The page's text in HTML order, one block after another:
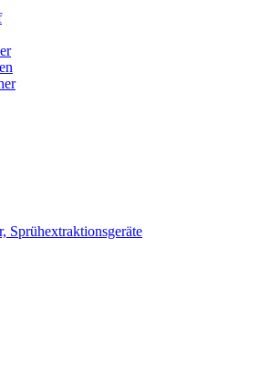
Sprühextraktionsgeräte